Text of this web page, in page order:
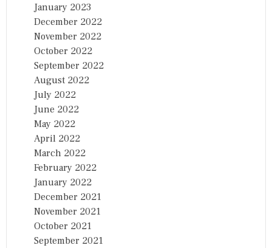
January 2023
December 2022
November 2022
October 2022
September 2022
August 2022
July 2022
June 2022
May 2022
April 2022
March 2022
February 2022
January 2022
December 2021
November 2021
October 2021
September 2021